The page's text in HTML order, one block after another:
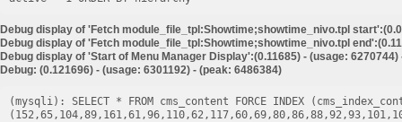
Debug display of 'Fetch module_file_tpl:Showtime;showtime_nivo.tpl
Debug display of 'Fetch module_file_tpl:Showtime;showtime_nivo.tpl
Debug display of 'Start of Menu Manager Display':(0.11685) - (usage: 6270744)
Debug: (0.121696) - (usage: 6301192) - (peak: 6486384)
(mysqli): SELECT * FROM cms_content FORCE INDEX